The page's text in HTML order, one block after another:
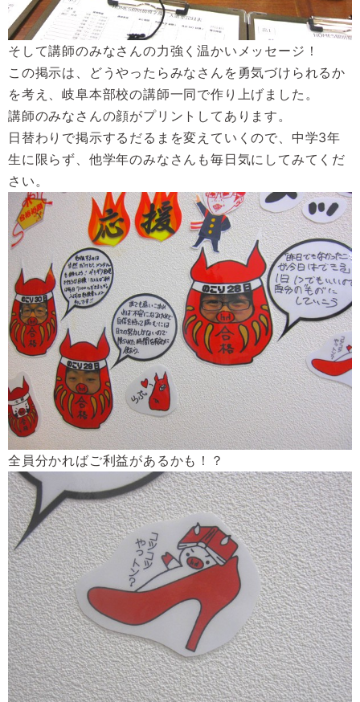
そして講師のみなさんの力強く温かいメッセージ！
この掲示は、どうやったらみなさんを勇気づけられるか
を考え、岐阜本部校の講師一同で作り上げました。
講師のみなさんの顔がプリントしてあります。
日替わりで掲示するだるまを変えていくので、中学3年
生に限らず、他学年のみなさんも毎日気にしてみてくだ
さい。
全員分かればご利益があるかも！？